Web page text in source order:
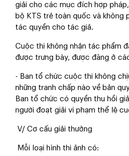
giải cho các mục đích hợp
bộ KTS trẻ toàn quốc và không
tác quyền cho tác giả.
Cuộc thi không nhận tác phẩm
được trưng bày, được đăng ở
- Ban tổ chức cuộc thi không
những tranh chấp nào về bản
Ban tổ chức có quyền thu hồi
người đoạt giải vi phạm thể lệ
V/ Cơ cấu giải thưởng
Mỗi loại hình thi ảnh có: